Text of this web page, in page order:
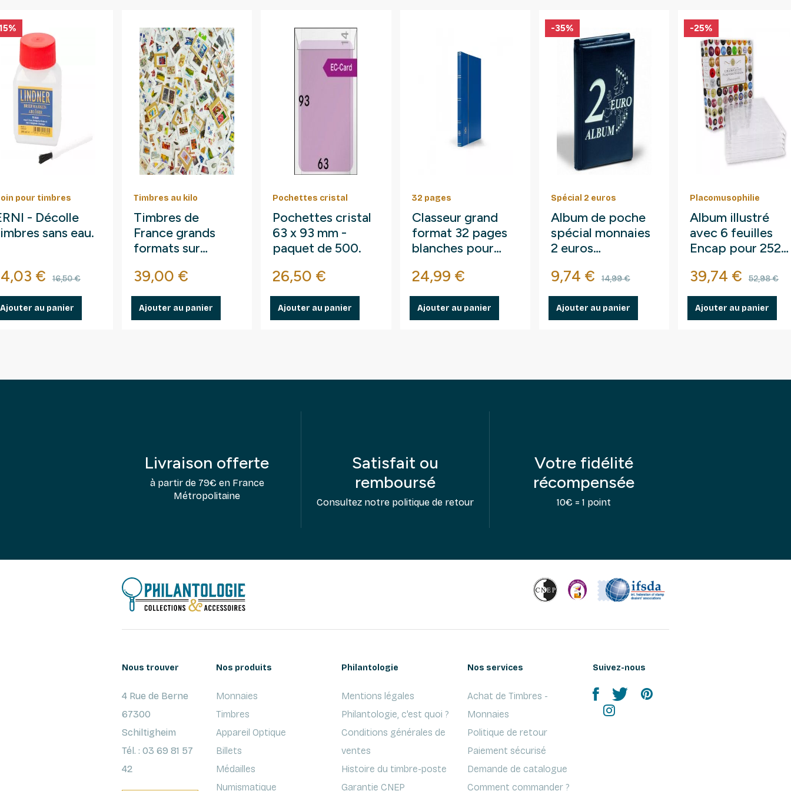
pour timbres
- Décolle
sans eau.
€ Prix de base
16,50 €
Ajouter au panier
Timbres au kilo
Timbres de
France grands
formats sur
Prix
39,00 €
Ajouter au panier
Pochettes cristal
Pochettes cristal
63 x 93 mm -
paquet de 500.
Prix
26,50 €
Ajouter au panier
32 pages
Classeur grand
format 32 pages
blanches pour
Prix
24,99 €
Ajouter au panier
Spécial 2 euros
Album de poche
spécial monnaies
2 euros
Prix
9,74 € Prix de base
14,99 €
-35%
Ajouter au panier
Placomusophilie
Album illustré
avec 6 feuilles
Encap pour 252
champagne.
Prix
39,74 € Prix
52,98 €
-25%
Ajouter au panier
Livraison offerte
à partir de 79€ en France
Métropolitaine
Satisfait ou
remboursé
Consultez notre politique de retour
Votre fidélité
récompensée
10€ = 1 point
Nous trouver
4 Rue de Berne
67300
Schiltigheim
Tél. : 03 69 81 57
42
Nos produits
Monnaies
Timbres
Appareil Optique
Billets
Médailles
Numismatique
Philantologie
Mentions légales
Philantologie, c'est quoi ?
Conditions générales de
ventes
Histoire du timbre-poste
Garantie CNEP
Nos services
Achat de Timbres -
Monnaies
Politique de retour
Paiement sécurisé
Demande de catalogue
Comment commander ?
Suivez-nous